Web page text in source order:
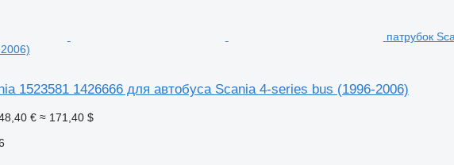
патрубок
1523581 1426666 для автобуса Scania 4-series bus (1996-2006)
€ ≈ 171,40 $